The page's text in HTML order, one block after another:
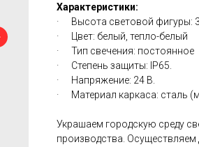
Характеристики:
· Высота световой фигуры:
· Цвет: белый, тепло-белый
· Тип свечения: постоянное
· Степень защиты: IP65.
· Напряжение: 24 В.
· Материал каркаса: сталь
Украшаем городскую среду
производства. Осуществляем